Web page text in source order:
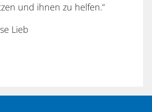
und ihnen zu helfen.“
Lieb